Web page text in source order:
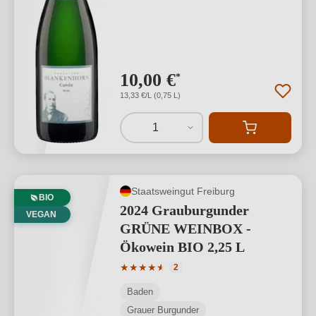
10,00 €*
13,33 €/L (0,75 L)
1
BIO
VEGAN
Staatsweingut Freiburg
2024 Grauburgunder
GRÜNE WEINBOX -
Ökowein BIO 2,25 L
★★★★★
★
Durchschnittliche Bewertung von 4.5
2
Baden
Grauer Burgunder